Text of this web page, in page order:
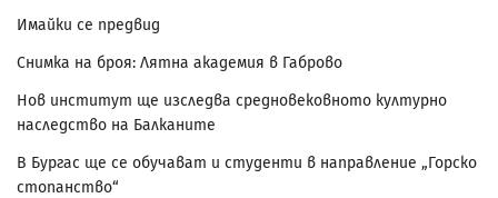
Имайки се предвид
Снимка на броя: Лятна академия в Габрово
Нов институт ще изследва средновековното културно
наследство на Балканите
В Бургас ще се обучават и студенти в направление „Горско
стопанство“